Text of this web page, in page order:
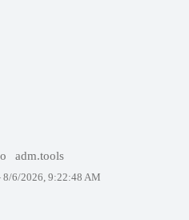
adm.tools
8/6/2026, 9:22:48 AM